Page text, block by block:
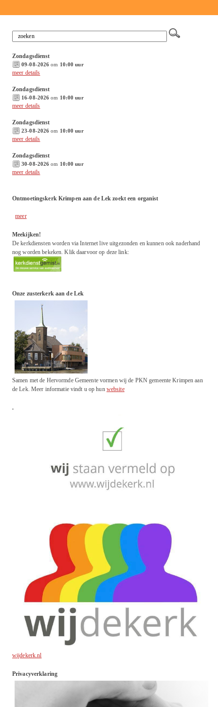
Zondagsdienst
09-08-2026 om 10:00 uur
meer details
Zondagsdienst
16-08-2026 om 10:00 uur
meer details
Zondagsdienst
23-08-2026 om 10:00 uur
meer details
Zondagsdienst
30-08-2026 om 10:00 uur
meer details
Ontmoetingskerk Krimpen aan de Lek zoekt een organist
meer
Meekijken!
De kerkdiensten worden via Internet live uitgezonden en kunnen ook naderhand
nog worden bekeken. Klik daarvoor op deze link:
Onze zusterkerk aan de Lek
Samen met de Hervormde Gemeente vormen wij de PKN gemeente Krimpen aan
de Lek. Meer informatie vindt u op hun website
.
wijdekerk.nl
Privacyverklaring